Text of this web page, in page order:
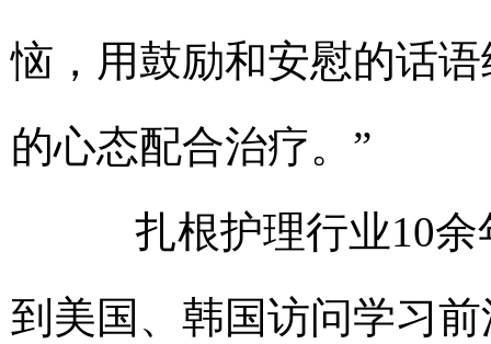
恼，用鼓励和安慰的话
的心态配合治疗。”
扎根护理行业10余
到美国、韩国访问学习